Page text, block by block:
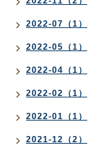
2022-07（1）
2022-05（1）
2022-04（1）
2022-02（1）
2022-01（1）
2021-12（2）